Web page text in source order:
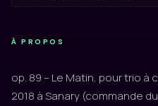
À PROPOS
op. 89 – Le Matin, pour trio
2018 à Sanary (commande